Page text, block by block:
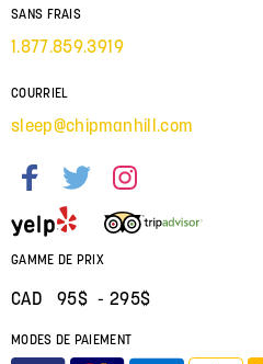
SANS FRAIS
1.877.859.3919
COURRIEL
sleep@chipmanhill.com
GAMME DE PRIX
CAD 95$ - 295$
MODES DE PAIEMENT